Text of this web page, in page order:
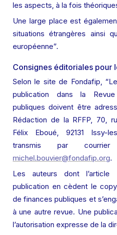
les aspects, à la fois
Une large place est
situations étrangères ainsi
européenne”.
Consignes éditoriales pour
Selon le site de Fondafip,
publication dans la
publiques doivent être
Rédaction de la RFFP, 70,
Félix Eboué, 92131 Issy-
michel.bouvier@fondafip.org.
Les auteurs dont
publication en cèdent le
de finances publiques et
à une autre revue. Une
l’autorisation expresse de la